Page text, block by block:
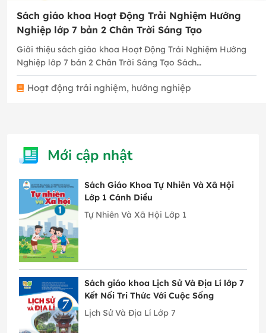
Sách giáo khoa Hoạt Động Trải Nghiệm Hướng
Nghiệp lớp 7 bản 2 Chân Trời Sáng Tạo
Giới thiệu sách giáo khoa Hoạt Động Trải Nghiệm Hướng
Nghiệp lớp 7 bản 2 Chân Trời Sáng Tạo Sách…
Hoạt động trải nghiệm, hướng nghiệp
Mới cập nhật
Sách Giáo Khoa Tự Nhiên Và Xã Hội
Lớp 1 Cánh Diều
Tự Nhiên Và Xã Hội Lớp 1
Sách giáo khoa Lịch Sử Và Địa Lí lớp 7
Kết Nối Tri Thức Với Cuộc Sống
Lịch Sử Và Địa Lí Lớp 7